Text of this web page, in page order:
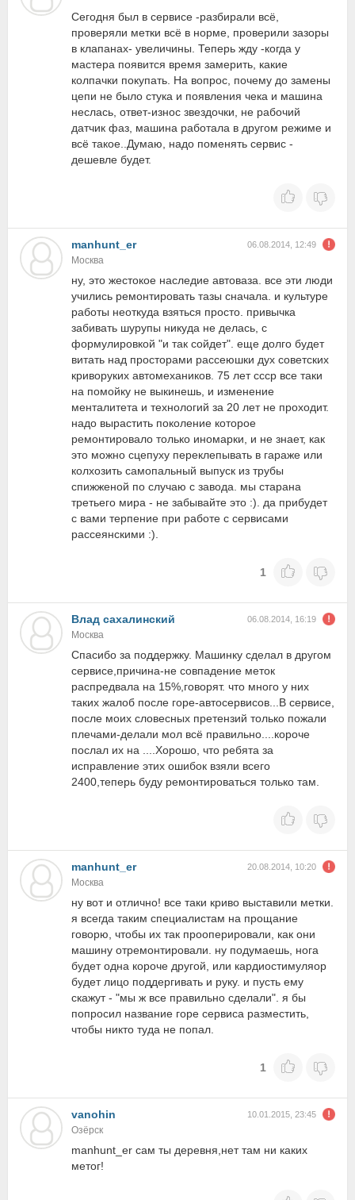
Сегодня был в сервисе -разбирали всё,
проверяли метки всё в норме, проверили зазоры
в клапанах- увеличины. Теперь жду -когда у
мастера появится время замерить, какие
колпачки покупать. На вопрос, почему до замены
цепи не было стука и появления чека и машина
неслась, ответ-износ звездочки, не рабочий
датчик фаз, машина работала в другом режиме и
всё такое..Думаю, надо поменять сервис -
дешевле будет.
manhunt_er 06.08.2014, 12:49
Москва
ну, это жестокое наследие автоваза. все эти люди
учились ремонтировать тазы сначала. и культуре
работы неоткуда взяться просто. привычка
забивать шурупы никуда не делась, с
формулировкой "и так сойдет". еще долго будет
витать над просторами рассеюшки дух советских
криворуких автомехаников. 75 лет ссср все таки
на помойку не выкинешь, и изменение
менталитета и технологий за 20 лет не проходит.
надо вырастить поколение которое
ремонтировало только иномарки, и не знает, как
это можно сцепуху переклепывать в гараже или
колхозить самопальный выпуск из трубы
спижженой по случаю с завода. мы старана
третьего мира - не забывайте это :). да прибудет
с вами терпение при работе с сервисами
рассеянскими :).
1
Влад сахалинский 06.08.2014, 16:19
Москва
Спасибо за поддержку. Машинку сделал в другом
сервисе,причина-не совпадение меток
распредвала на 15%,говорят. что много у них
таких жалоб после горе-автосервисов...В сервисе,
после моих словесных претензий только пожали
плечами-делали мол всё правильно....короче
послал их на ....Хорошо, что ребята за
исправление этих ошибок взяли всего
2400,теперь буду ремонтироваться только там.
manhunt_er 20.08.2014, 10:20
Москва
ну вот и отлично! все таки криво выставили метки.
я всегда таким специалистам на прощание
говорю, чтобы их так прооперировали, как они
машину отремонтировали. ну подумаешь, нога
будет одна короче другой, или кардиостимуляор
будет лицо поддергивать и руку. и пусть ему
скажут - "мы ж все правильно сделали". я бы
попросил название горе сервиса разместить,
чтобы никто туда не попал.
1
vanohin 10.01.2015, 23:45
Озёрск
manhunt_er сам ты деревня,нет там ни каких
метог!